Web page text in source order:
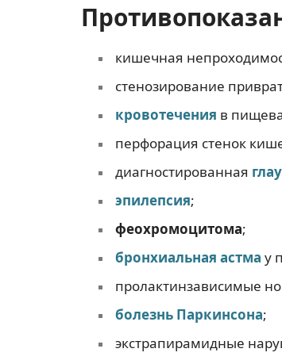
кишечная
стенозирование
кровотечения в
перфорация стенок
диагностированная
эпилепсия;
феохромоцитома;
бронхиальная астма у
пролактинзависимые
болезнь Паркинсона;
экстрапирамидные